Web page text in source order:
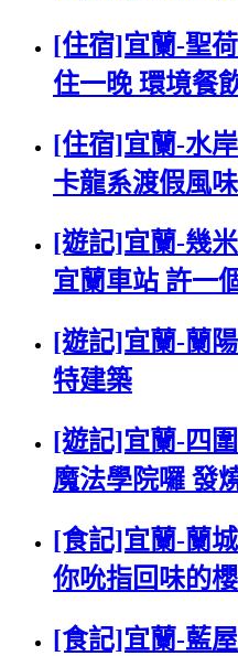
[住宿]宜蘭-聖
住一晚 環境餐
[住宿]宜蘭-水
卡龍系渡假風
[遊記]宜蘭-幾
宜蘭車站 許一
[遊記]宜蘭-蘭
特建築
[遊記]宜蘭-四
魔法學院囉 發
[食記]宜蘭-蘭
你吮指回味的
[食記]宜蘭-藍